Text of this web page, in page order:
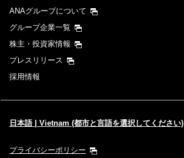
ANAグループについて
グループ企業一覧
株主・投資家情報
プレスリリース
採用情報
日本語 | Vietnam (都市と言語を選択してください)
プライバシーポリシー